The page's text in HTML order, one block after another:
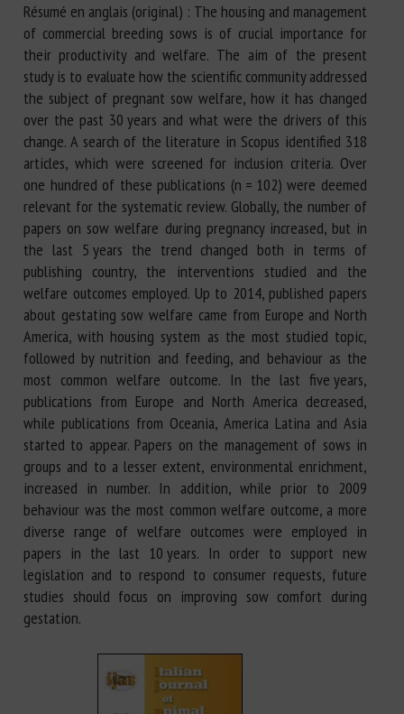
Résumé en anglais (original) : The housing and management
of commercial breeding sows is of crucial importance for
their productivity and welfare. The aim of the present
study is to evaluate how the scientific community addressed
the subject of pregnant sow welfare, how it has changed
over the past 30 years and what were the drivers of this
change. A search of the literature in Scopus identified 318
articles, which were screened for inclusion criteria. Over
one hundred of these publications (n = 102) were deemed
relevant for the systematic review. Globally, the number of
papers on sow welfare during pregnancy increased, but in
the last 5 years the trend changed both in terms of
publishing country, the interventions studied and the
welfare outcomes employed. Up to 2014, published papers
about gestating sow welfare came from Europe and North
America, with housing system as the most studied topic,
followed by nutrition and feeding, and behaviour as the
most common welfare outcome. In the last five years,
publications from Europe and North America decreased,
while publications from Oceania, America Latina and Asia
started to appear. Papers on the management of sows in
groups and to a lesser extent, environmental enrichment,
increased in number. In addition, while prior to 2009
behaviour was the most common welfare outcome, a more
diverse range of welfare outcomes were employed in
papers in the last 10 years. In order to support new
legislation and to respond to consumer requests, future
studies should focus on improving sow comfort during
gestation.